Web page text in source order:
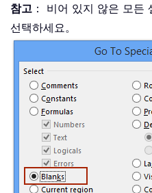
참고 ： 비어 있지 않은 모든
선택하세요。